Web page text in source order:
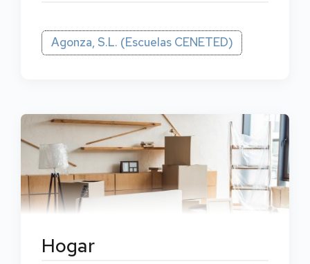
Agonza, S.L. (Escuelas CENETED)
Hogar